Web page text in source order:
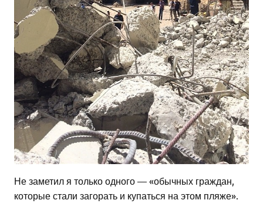
Не заметил я только одного — «обычных граждан,
которые стали загорать и купаться на этом пляже».